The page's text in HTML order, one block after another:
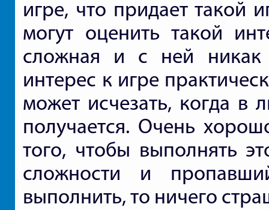
игре, что придает такой
могут оценить такой
сложная и с ней никак
интерес к игре
может исчезать, когда в
получается. Очень
того, чтобы выполнять
сложности и
выполнить, то ничего